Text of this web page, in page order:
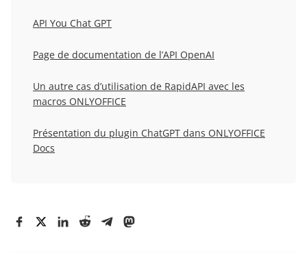
API You Chat GPT
Page de documentation de l’API OpenAI
Un autre cas d’utilisation de RapidAPI avec les
macros ONLYOFFICE
Présentation du plugin ChatGPT dans ONLYOFFICE
Docs